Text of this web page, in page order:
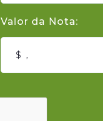
Valor da Nota: